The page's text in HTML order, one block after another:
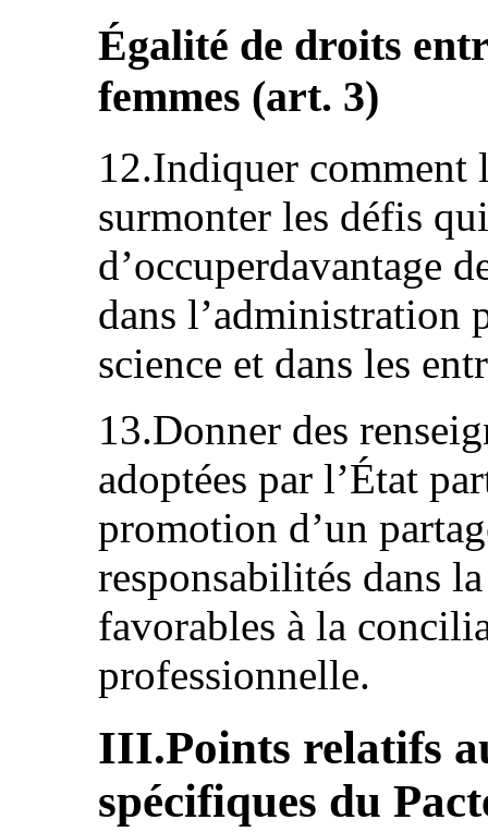
Égalité de droits
femmes (art. 3)
12.Indiquer comment
surmonter les défis
d’occuperdavantage
dans l’administration
science et dans les
13.Donner des
adoptées par l’État
promotion d’un
responsabilités dans
favorables à la
professionnelle.
III.Points relatifs
spécifiques du